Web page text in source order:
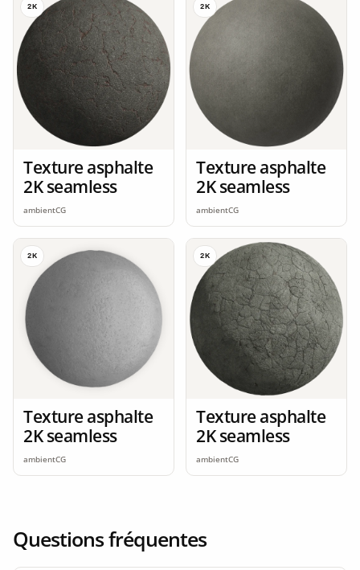
2K
Texture asphalte
2K seamless
ambientCG
2K
Texture asphalte
2K seamless
ambientCG
2K
Texture asphalte
2K seamless
ambientCG
2K
Texture asphalte
2K seamless
ambientCG
Questions fréquentes